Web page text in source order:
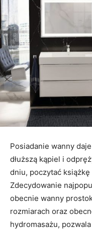
Posiadanie wanny
dłuższą kąpiel i
dniu, poczytać
Zdecydowanie
obecnie wanny
rozmiarach oraz
hydromasażu,